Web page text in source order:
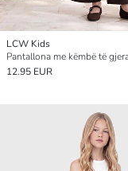
LCW Kids
12.95 EUR